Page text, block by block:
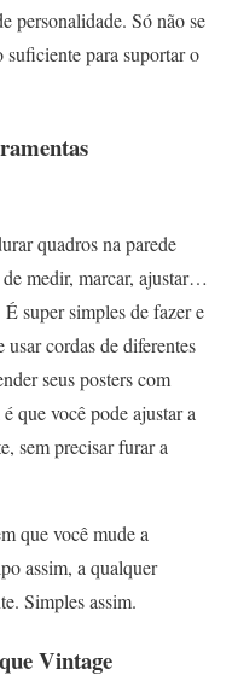
personalidade. Só não se
suficiente para suportar o
quadros na parede
medir, marcar, ajustar…
super simples de fazer e
cordas de diferentes
seus posters com
que você pode ajustar a
sem precisar furar a
que você mude a
assim, a qualquer
Simples assim.
Vintage